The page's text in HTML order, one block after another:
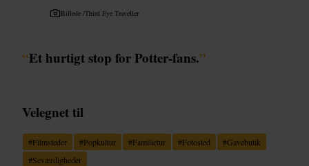
Billede /Third Eye Traveller
“Et hurtigt stop for Potter-fans.”
Velegnet til
#Filmsteder #Popkultur #Familietur #Fotosted #Gavebutik
#Seværdigheder